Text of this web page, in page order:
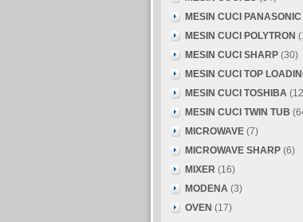
MESIN CUCI PANASONIC
MESIN CUCI POLYTRON
MESIN CUCI SHARP (30)
MESIN CUCI TOP
MESIN CUCI TOSHIBA
MESIN CUCI TWIN TUB
MICROWAVE (7)
MICROWAVE SHARP (6)
MIXER (16)
MODENA (3)
OVEN (17)